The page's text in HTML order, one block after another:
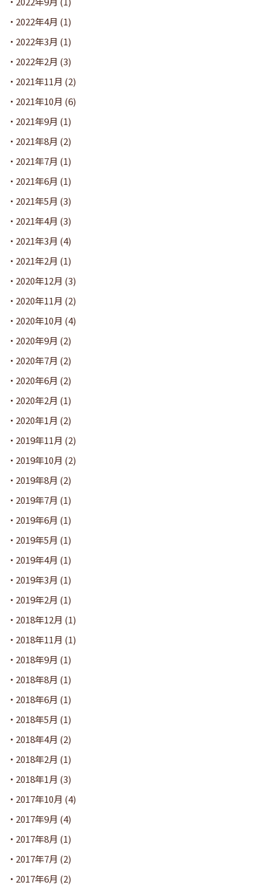
2022年4月 (1)
2022年3月 (1)
2022年2月 (3)
2021年11月 (2)
2021年10月 (6)
2021年9月 (1)
2021年8月 (2)
2021年7月 (1)
2021年6月 (1)
2021年5月 (3)
2021年4月 (3)
2021年3月 (4)
2021年2月 (1)
2020年12月 (3)
2020年11月 (2)
2020年10月 (4)
2020年9月 (2)
2020年7月 (2)
2020年6月 (2)
2020年2月 (1)
2020年1月 (2)
2019年11月 (2)
2019年10月 (2)
2019年8月 (2)
2019年7月 (1)
2019年6月 (1)
2019年5月 (1)
2019年4月 (1)
2019年3月 (1)
2019年2月 (1)
2018年12月 (1)
2018年11月 (1)
2018年9月 (1)
2018年8月 (1)
2018年6月 (1)
2018年5月 (1)
2018年4月 (2)
2018年2月 (1)
2018年1月 (3)
2017年10月 (4)
2017年9月 (4)
2017年8月 (1)
2017年7月 (2)
2017年6月 (2)